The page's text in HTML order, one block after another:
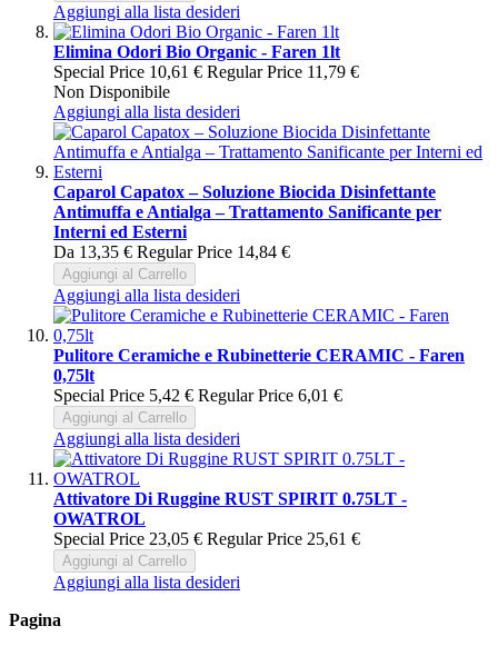
Aggiungi alla lista desideri
Elimina Odori Bio Organic - Faren 1lt
Special Price 10,61 € Regular Price 11,79 €
Non Disponibile
Aggiungi alla lista desideri
Caparol Capatox – Soluzione Biocida Disinfettante
Antimuffa e Antialga – Trattamento Sanificante per
Interni ed Esterni
Da 13,35 € Regular Price 14,84 €
Aggiungi al Carrello
Aggiungi alla lista desideri
Pulitore Ceramiche e Rubinetterie CERAMIC - Faren
0,75lt
Special Price 5,42 € Regular Price 6,01 €
Aggiungi al Carrello
Aggiungi alla lista desideri
Attivatore Di Ruggine RUST SPIRIT 0.75LT -
OWATROL
Special Price 23,05 € Regular Price 25,61 €
Aggiungi al Carrello
Aggiungi alla lista desideri
Pagina